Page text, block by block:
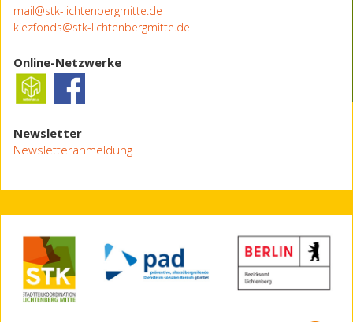
mail@stk-lichtenbergmitte.de
kiezfonds@stk-lichtenbergmitte.de
Online-Netzwerke
Newsletter
Newsletteranmeldung